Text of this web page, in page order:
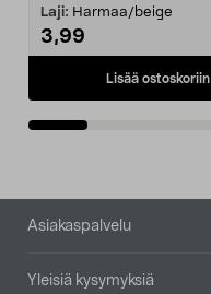
Laji: Harmaa/beige
3,99
Lisää ostoskoriin
Alatunniste
Asiakaspalvelu
Yleisiä kysymyksiä